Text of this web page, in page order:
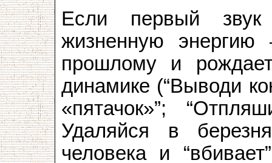
Если первый звук
жизненную
прошлому и
динамике (“Выводи
«пятачок»”;
Удаляйся в
человека и